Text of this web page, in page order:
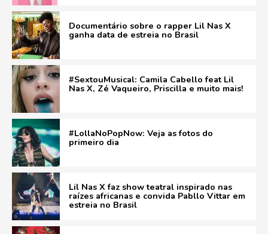
Documentário sobre o rapper Lil Nas X
ganha data de estreia no Brasil
#SextouMusical: Camila Cabello feat Lil
Nas X, Zé Vaqueiro, Priscilla e muito mais!
#LollaNoPopNow: Veja as fotos do
primeiro dia
Lil Nas X faz show teatral inspirado nas
raízes africanas e convida Pabllo Vittar em
estreia no Brasil